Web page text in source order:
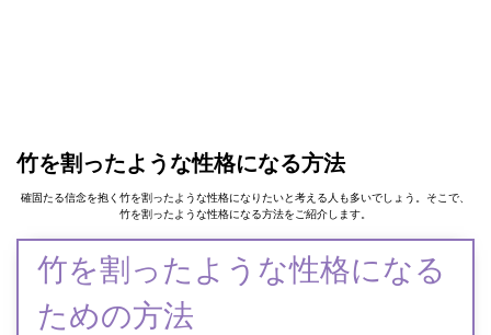
竹を割ったような性格になる方法
確固たる信念を抱く竹を割ったような性格になりたいと考える人も多いでしょう。そこで、
竹を割ったような性格になる方法をご紹介します。
竹を割ったような性格になる
ための方法